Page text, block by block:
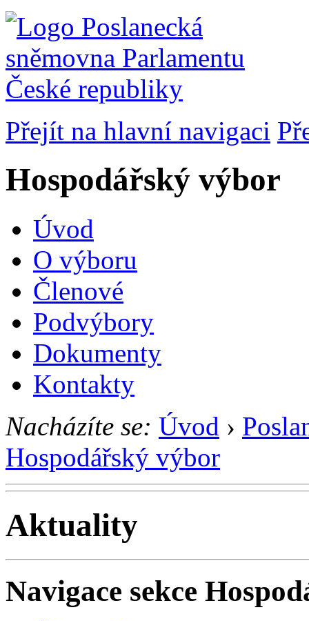
Přejít na hlavní navigaci
Hospodářský výbor
Úvod
O výboru
Členové
Podvýbory
Dokumenty
Kontakty
Nacházíte se: Úvod ›
Hospodářský výbor
Aktuality
Navigace sekce